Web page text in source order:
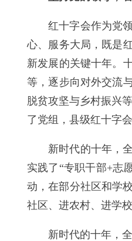
红十字会作为党
心、服务大局，既是
新发展的关键十年。
等，逐步向对外交流
脱贫攻坚与乡村振兴
了党组，县级红十字
新时代的十年，
实践了“专职干部+志
动，在部分社区和学
社区、进农村、进学
新时代的十年，